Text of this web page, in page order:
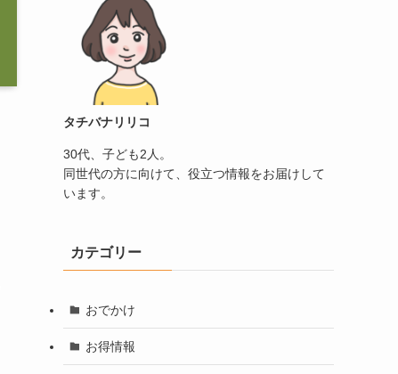
タチバナリリコ
30代、子ども2人。
同世代の方に向けて、役立つ情報をお届けして
います。
カテゴリー
おでかけ
お得情報